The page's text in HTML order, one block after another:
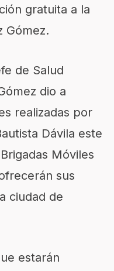
gratuita a la
Gómez.
de Salud
dio a
realizadas por
Dávila este
Móviles
sus
ciudad de
estarán